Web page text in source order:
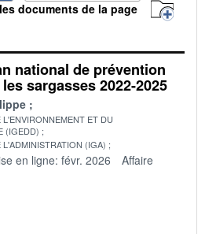
documents de la page
national de prévention
sargasses 2022-2025
ET DU
(IGEDD)
(IGA)
en ligne: févr. 2026
Affaire